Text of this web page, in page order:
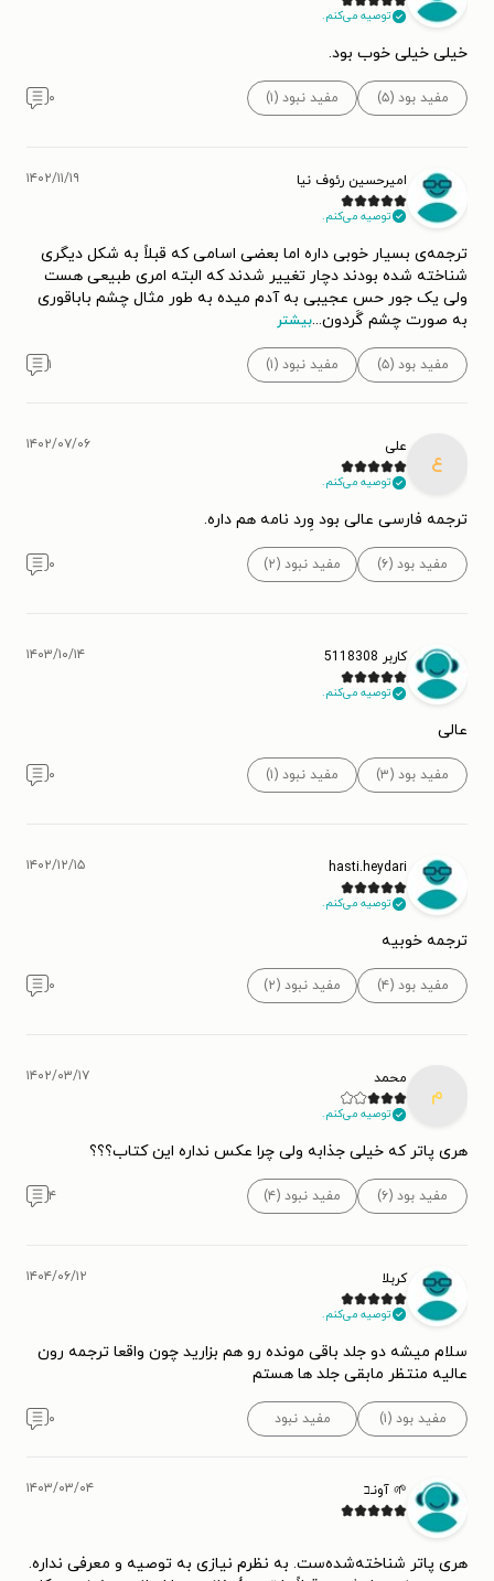
توصیه می‌کنم.
خیلی خیلی خوب بود.
مفید بود (۵) مفید نبود (۱) ۰
امیرحسین رئوف نیا
توصیه می‌کنم.
۱۴۰۲/۱۱/۱۹
ترجمه‌ی بسیار خوبی داره اما بعضی اسامی که قبلاً به شکل دیگری
شناخته شده بودند دچار تغییر شدند که البته امری طبیعی هست
ولی یک جور حس عجیبی به آدم میده به طور مثال چشم باباقوری
به صورت چشم گَردون...بیشتر
مفید بود (۵) مفید نبود (۱) ۱
ع
علی
توصیه می‌کنم.
۱۴۰۲/۰۷/۰۶
ترجمه فارسی عالی بود وِرد نامه هم داره.
مفید بود (۶) مفید نبود (۲) ۰
کاربر 5118308
توصیه می‌کنم.
۱۴۰۳/۱۰/۱۴
عالی
مفید بود (۳) مفید نبود (۱) ۰
hasti.heydari
توصیه می‌کنم.
۱۴۰۲/۱۲/۱۵
ترجمه خوبیه
مفید بود (۴) مفید نبود (۲) ۰
م
محمد
توصیه می‌کنم.
۱۴۰۲/۰۳/۱۷
هری پاتر که خیلی جذابه ولی چرا عکس نداره این کتاب؟؟؟
مفید بود (۶) مفید نبود (۴) ۴
کربلا
توصیه می‌کنم.
۱۴۰۴/۰۶/۱۲
سلام میشه دو جلد باقی مونده رو هم بزارید چون واقعا ترجمه رون
عالیه منتظر مابقی جلد ها هستم
مفید بود (۱) مفید نبود ۰
🌱 آونـב ۱۴۰۳/۰۳/۰۴
هری پاتر شناخته‌شده‌ست. به نظرم نیازی به توصیه و معرفی نداره.